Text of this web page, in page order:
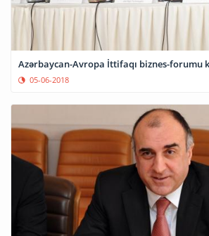
Azərbaycan-Avropa İttifaqı biznes-forumu
05-06-2018